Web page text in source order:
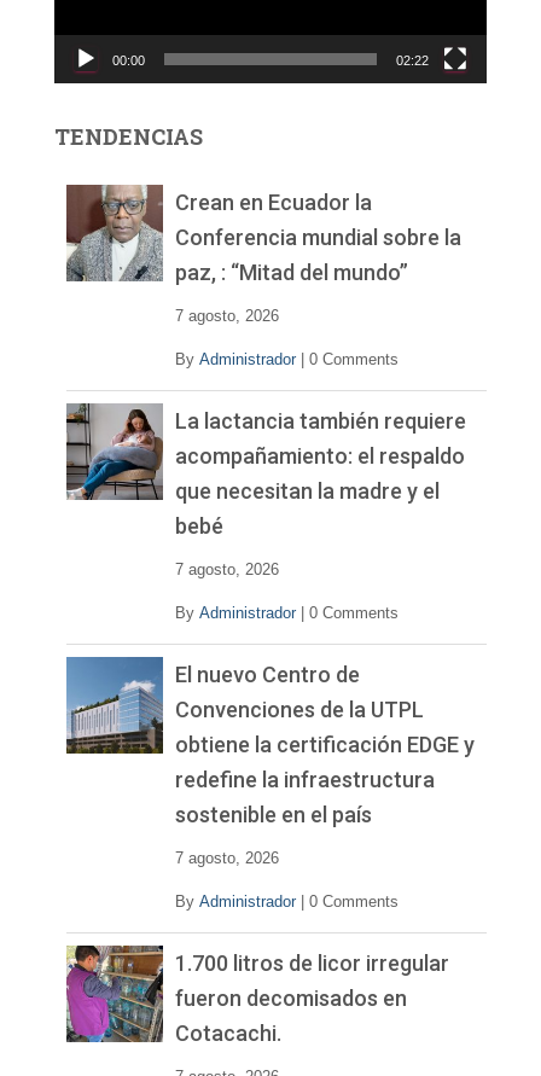
c
d
00:00 02:22
TENDENCIAS
Crean en Ecuador la
Conferencia mundial sobre la
paz, : “Mitad del mundo”
7 agosto, 2026
By Administrador 0 Comments
La lactancia también requiere
acompañamiento: el respaldo
que necesitan la madre y el
bebé
7 agosto, 2026
By Administrador 0 Comments
El nuevo Centro de
Convenciones de la UTPL
obtiene la certificación EDGE y
redefine la infraestructura
sostenible en el país
7 agosto, 2026
By Administrador 0 Comments
1.700 litros de licor irregular
fueron decomisados en
Cotacachi.